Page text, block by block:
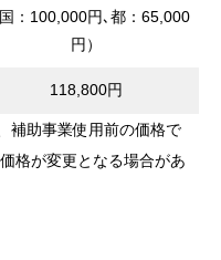
国：100,000円､都：65,000
円）
118,800円
補助事業使用前の価格で
格が変更となる場合があ